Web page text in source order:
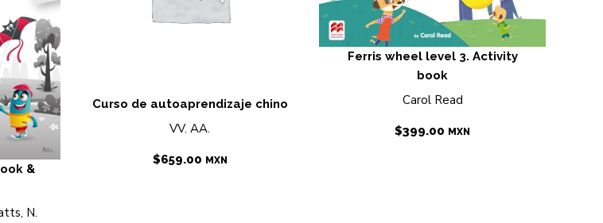
&
N.
Curso de autoaprendizaje chino
VV. AA.
$659.00 MXN
Ferris wheel level 3. Activity
book
Carol Read
$399.00 MXN